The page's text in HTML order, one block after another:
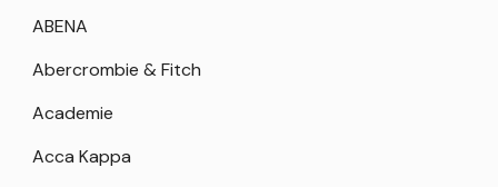
ABENA
Abercrombie & Fitch
Academie
Acca Kappa